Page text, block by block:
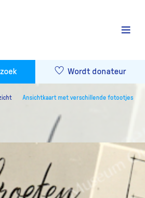
Wordt donateur
Ansichtkaart met verschillende fotootjes